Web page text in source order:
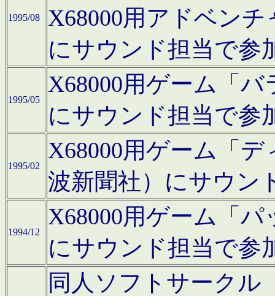
1995/08
X68000用アドベン
にサウンド担当で参
1995/05
X68000用ゲーム「
にサウンド担当で参
1995/02
X68000用ゲーム「
波新聞社）にサウン
1994/12
X68000用ゲーム「
にサウンド担当で参
同人ソフトサークル